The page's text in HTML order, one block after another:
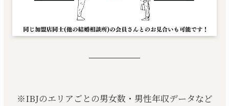
※IBJのエリアごとの男女数・男性年収データなど